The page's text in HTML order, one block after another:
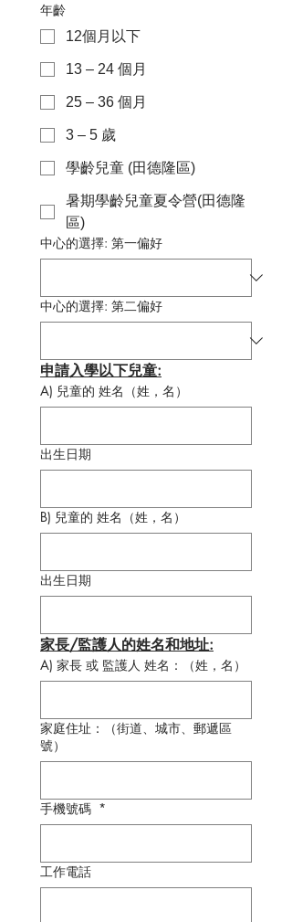
年齡
12個月以下
13 – 24 個月
25 – 36 個月
3 – 5 歲
學齡兒童 (田德隆區)
暑期學齡兒童夏令營(田德隆
區)
中心的選擇: 第一偏好
中心的選擇: 第二偏好
申請入學以下兒童:
A) 兒童的 姓名（姓，名）
出生日期
B) 兒童的 姓名（姓，名）
出生日期
家長/監護人的姓名和地址:
A) 家長 或 監護人 姓名：（姓，名）
家庭住址：（街道、城市、郵遞區
號）
手機號碼 *
工作電話